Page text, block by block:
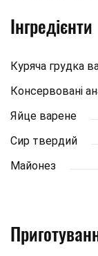
Інгредієнти
Куряча грудка
Консервовані
Яйце варене
Сир твердий
Майонез